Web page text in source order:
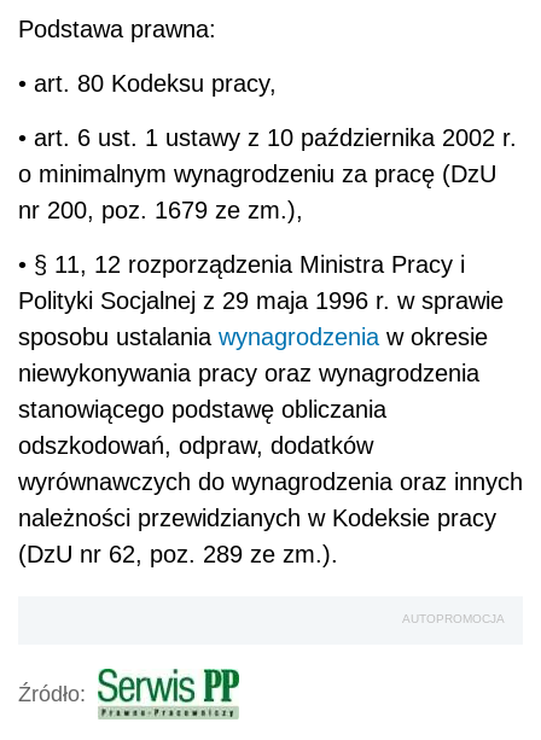
Podstawa prawna:
• art. 80 Kodeksu pracy,
• art. 6 ust. 1 ustawy z 10 października 2002 r.
o minimalnym wynagrodzeniu za pracę (DzU
nr 200, poz. 1679 ze zm.),
• § 11, 12 rozporządzenia Ministra Pracy i
Polityki Socjalnej z 29 maja 1996 r. w sprawie
sposobu ustalania wynagrodzenia w okresie
niewykonywania pracy oraz wynagrodzenia
stanowiącego podstawę obliczania
odszkodowań, odpraw, dodatków
wyrównawczych do wynagrodzenia oraz innych
należności przewidzianych w Kodeksie pracy
(DzU nr 62, poz. 289 ze zm.).
AUTOPROMOCJA
Źródło: